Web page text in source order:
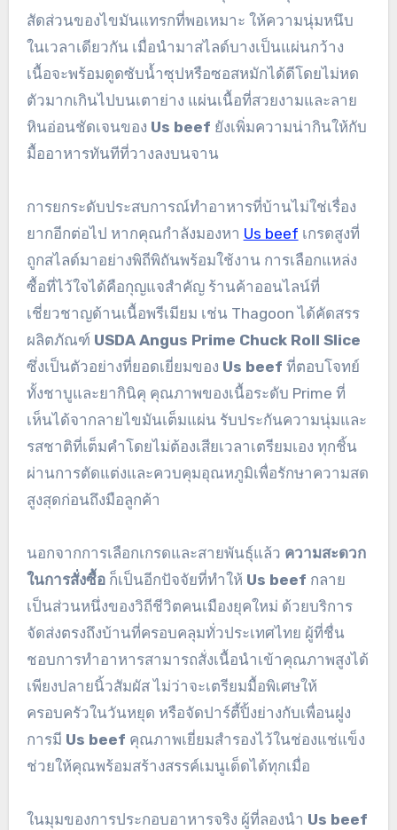
สัดส่วนของไขมันแทรกที่พอเหมาะ ให้ความนุ่มหนึบ
ในเวลาเดียวกัน เมื่อนำมาสไลด์บางเป็นแผ่นกว้าง
เนื้อจะพร้อมดูดซับน้ำซุปหรือซอสหมักได้ดีโดยไม่หด
ตัวมากเกินไปบนเตาย่าง แผ่นเนื้อที่สวยงามและลาย
หินอ่อนชัดเจนของ Us beef ยังเพิ่มความน่ากินให้กับ
มื้ออาหารทันทีที่วางลงบนจาน
การยกระดับประสบการณ์ทำอาหารที่บ้านไม่ใช่เรื่อง
ยากอีกต่อไป หากคุณกำลังมองหา Us beef เกรดสูงที่
ถูกสไลด์มาอย่างพิถีพิถันพร้อมใช้งาน การเลือกแหล่ง
ซื้อที่ไว้ใจได้คือกุญแจสำคัญ ร้านค้าออนไลน์ที่
เชี่ยวชาญด้านเนื้อพรีเมียม เช่น Thagoon ได้คัดสรร
ผลิตภัณฑ์ USDA Angus Prime Chuck Roll Slice
ซึ่งเป็นตัวอย่างที่ยอดเยี่ยมของ Us beef ที่ตอบโจทย์
ทั้งชาบูและยากินิคุ คุณภาพของเนื้อระดับ Prime ที่
เห็นได้จากลายไขมันเต็มแผ่น รับประกันความนุ่มและ
รสชาติที่เต็มคำโดยไม่ต้องเสียเวลาเตรียมเอง ทุกชิ้น
ผ่านการตัดแต่งและควบคุมอุณหภูมิเพื่อรักษาความสด
สูงสุดก่อนถึงมือลูกค้า
นอกจากการเลือกเกรดและสายพันธุ์แล้ว ความสะดวก
ในการสั่งซื้อก็เป็นอีกปัจจัยที่ทำให้ Us beef กลาย
เป็นส่วนหนึ่งของวิถีชีวิตคนเมืองยุคใหม่ ด้วยบริการ
จัดส่งตรงถึงบ้านที่ครอบคลุมทั่วประเทศไทย ผู้ที่ชื่น
ชอบการทำอาหารสามารถสั่งเนื้อนำเข้าคุณภาพสูงได้
เพียงปลายนิ้วสัมผัส ไม่ว่าจะเตรียมมื้อพิเศษให้
ครอบครัวในวันหยุด หรือจัดปาร์ตี้ปิ้งย่างกับเพื่อนฝูง
การมี Us beef คุณภาพเยี่ยมสำรองไว้ในช่องแช่แข็ง
ช่วยให้คุณพร้อมสร้างสรรค์เมนูเด็ดได้ทุกเมื่อ
ในมุมของการประกอบอาหารจริง ผู้ที่ลองนำ Us beef